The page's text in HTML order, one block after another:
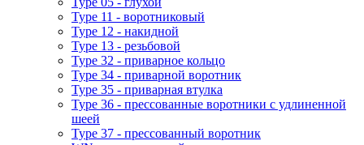
Type 11 - воротниковый
Type 12 - накидной
Type 13 - резьбовой
Type 32 - приварное кольцо
Type 34 - приварной воротник
Type 35 - приварная втулка
Type 36 - прессованные воротники с удлиненной
шеей
Type 37 - прессованный воротник